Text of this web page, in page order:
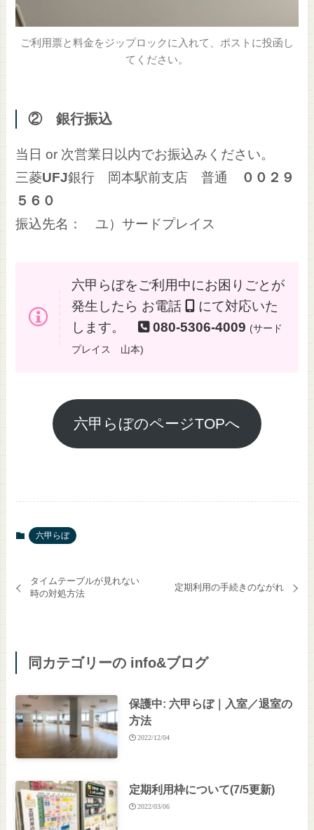
ご利用票と料金をジップロックに入れて、ポストに投函し
てください。
② 銀行振込
当日 or 次営業日以内でお振込みください。
三菱UFJ銀行 岡本駅前支店 普通
００２９
５６０
振込先名： ユ）サードプレイス
六甲らぼをご利用中にお困りごとが
発生したら お電話
にて対応いた
します。
080-5306-4009 (サード
プレイス 山本)
六甲らぼのページTOPへ
六甲らぼ
タイムテーブルが見れない
時の対処方法
定期利用の手続きのながれ
同カテゴリーの info&ブログ
保護中: 六甲らぼ｜入室／退室の
方法
2022/12/04
定期利用枠について(7/5更新)
2022/03/06